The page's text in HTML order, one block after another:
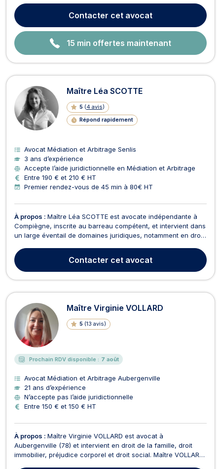
aux relations professionnelles. Il représente et conseille aussi
bien les salariés qu...Contacter cet avocat
15 min offertes maintenant
Maître Léa SCOTTE
5 (4 avis)
Répond rapidement
Avocat Médiation et Arbitrage Senlis
3 ans d’expérience
Accepte l’aide juridictionnelle en Médiation et Arbitrage
Entre 190 € et 210 € HT
Premier rendez-vous de 45 min à 80€ HT
À propos : Maître Léa SCOTTE est avocate indépendante à
Compiègne, inscrite au barreau compétent, et intervient dans
un large éventail de domaines juridiques, notamment en droit
Elle dispose également d’une solide expertise en droit de la
consommation, droit de la coprop...
Contacter cet avocat
Maître Virginie VOLLARD
5 (13 avis)
Prochain RDV disponible : 7 août
Avocat Médiation et Arbitrage Aubergenville
21 ans d’expérience
N’accepte pas l’aide juridictionnelle
Entre 150 € et 150 € HT
À propos : Maître Virginie VOLLARD est avocat à
Aubergenville (78) et intervient en droit de la famille, droit
immobilier, préjudice corporel et droit social. Maître VOLLARD